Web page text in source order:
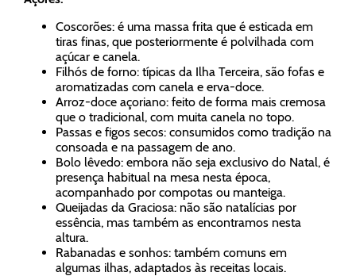
Coscorões: é uma massa frita que é esticada em
tiras finas, que posteriormente é polvilhada com
açúcar e canela.
Filhós de forno: típicas da Ilha Terceira, são fofas e
aromatizadas com canela e erva-doce.
Arroz-doce açoriano: feito de forma mais cremosa
que o tradicional, com muita canela no topo.
Passas e figos secos: consumidos como tradição na
consoada e na passagem de ano.
Bolo lêvedo: embora não seja exclusivo do Natal, é
presença habitual na mesa nesta época,
acompanhado por compotas ou manteiga.
Queijadas da Graciosa: não são natalícias por
essência, mas também as encontramos nesta
altura.
Rabanadas e sonhos: também comuns em
algumas ilhas, adaptados às receitas locais.